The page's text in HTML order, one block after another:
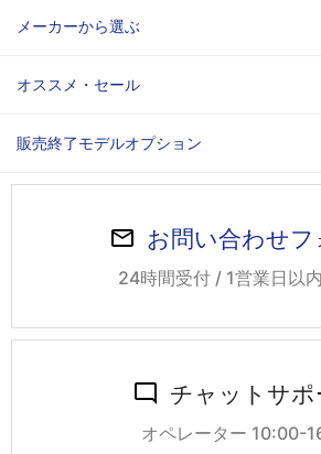
メーカーから選ぶ
オススメ・セール
販売終了モデルオプション
お問い合わせフ
24時間受付 / 1営業日以
チャットサポ
オペレーター 10:00-